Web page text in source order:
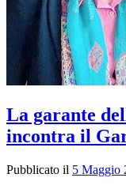
La garante
incontra il
Pubblicato il 5 Maggio